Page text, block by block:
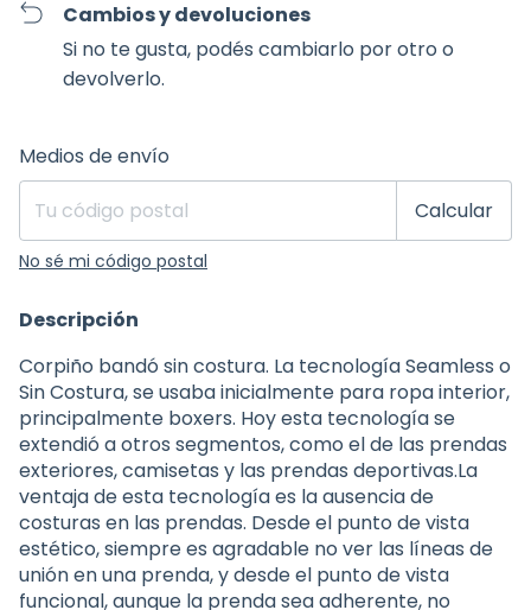
Cambios y devoluciones
Si no te gusta, podés cambiarlo por otro o
devolverlo.
Entregas para el CP:
Medios de envío
Calcular
No sé mi código postal
Descripción
Corpiño bandó sin costura. La tecnología Seamless o
Sin Costura, se usaba inicialmente para ropa interior,
principalmente boxers. Hoy esta tecnología se
extendió a otros segmentos, como el de las prendas
exteriores, camisetas y las prendas deportivas.La
ventaja de esta tecnología es la ausencia de
costuras en las prendas. Desde el punto de vista
estético, siempre es agradable no ver las líneas de
unión en una prenda, y desde el punto de vista
funcional, aunque la prenda sea adherente, no